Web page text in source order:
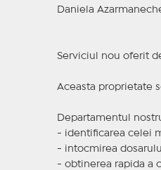
Daniela
Serviciul nou oferit
Aceasta proprietate
Departamentul
- identificarea celei
- intocmirea
- obtinerea rapida a